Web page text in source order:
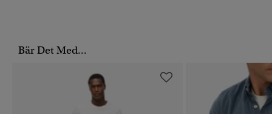
Bär Det Med...